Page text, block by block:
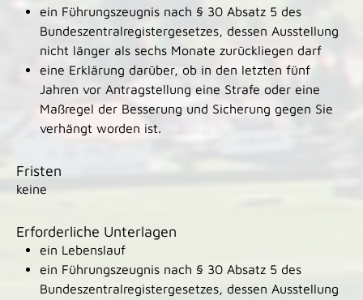
ein Führungszeugnis nach § 30 Absatz 5 des
Bundeszentralregistergesetzes, dessen Ausstellung
nicht länger als sechs Monate zurückliegen darf
eine Erklärung darüber, ob in den letzten fünf
Jahren vor Antragstellung eine Strafe oder eine
Maßregel der Besserung und Sicherung gegen Sie
verhängt worden ist.
Fristen
keine
Erforderliche Unterlagen
ein Lebenslauf
ein Führungszeugnis nach § 30 Absatz 5 des
Bundeszentralregistergesetzes, dessen Ausstellung